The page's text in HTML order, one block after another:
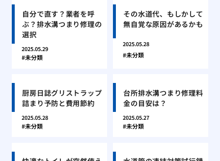
自分で直す？業者を呼
ぶ？排水溝つまり修理の
選択
2025.05.29
未分類
その水道代、もしかして
無自覚な原因があるかも
2025.05.28
未分類
厨房日誌グリストラップ
詰まり予防と費用節約
2025.05.28
未分類
台所排水溝つまり修理料
金の目安は？
2025.05.27
未分類